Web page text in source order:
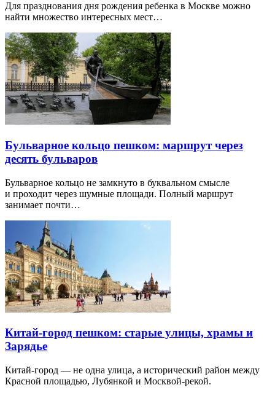
Для празднования дня рождения ребенка в Москве можно
найти множество интересных мест…
Бульварное кольцо пешком: маршрут через
десять бульваров
Бульварное кольцо не замкнуто в буквальном смысле
и проходит через шумные площади. Полный маршрут
занимает почти…
Китай-город пешком: старые улицы, храмы и
Зарядье
Китай-город — не одна улица, а исторический район между
Красной площадью, Лубянкой и Москвой-рекой.